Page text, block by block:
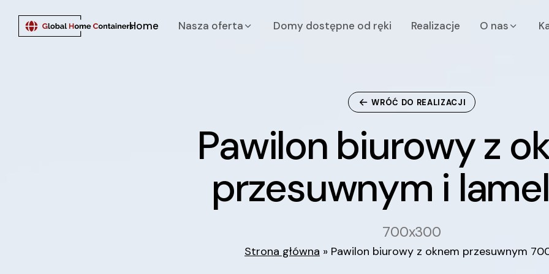
Home nasza oferta Domy dostępne od ręki Realizacje o nas
WRÓĆ DO REALIZACJI
Pawilon biurowy z
Pawilon biurowyz o
przesuwnym i lamel
700x300
Strona główna » Pawilon biurowy z oknem przesuwnym